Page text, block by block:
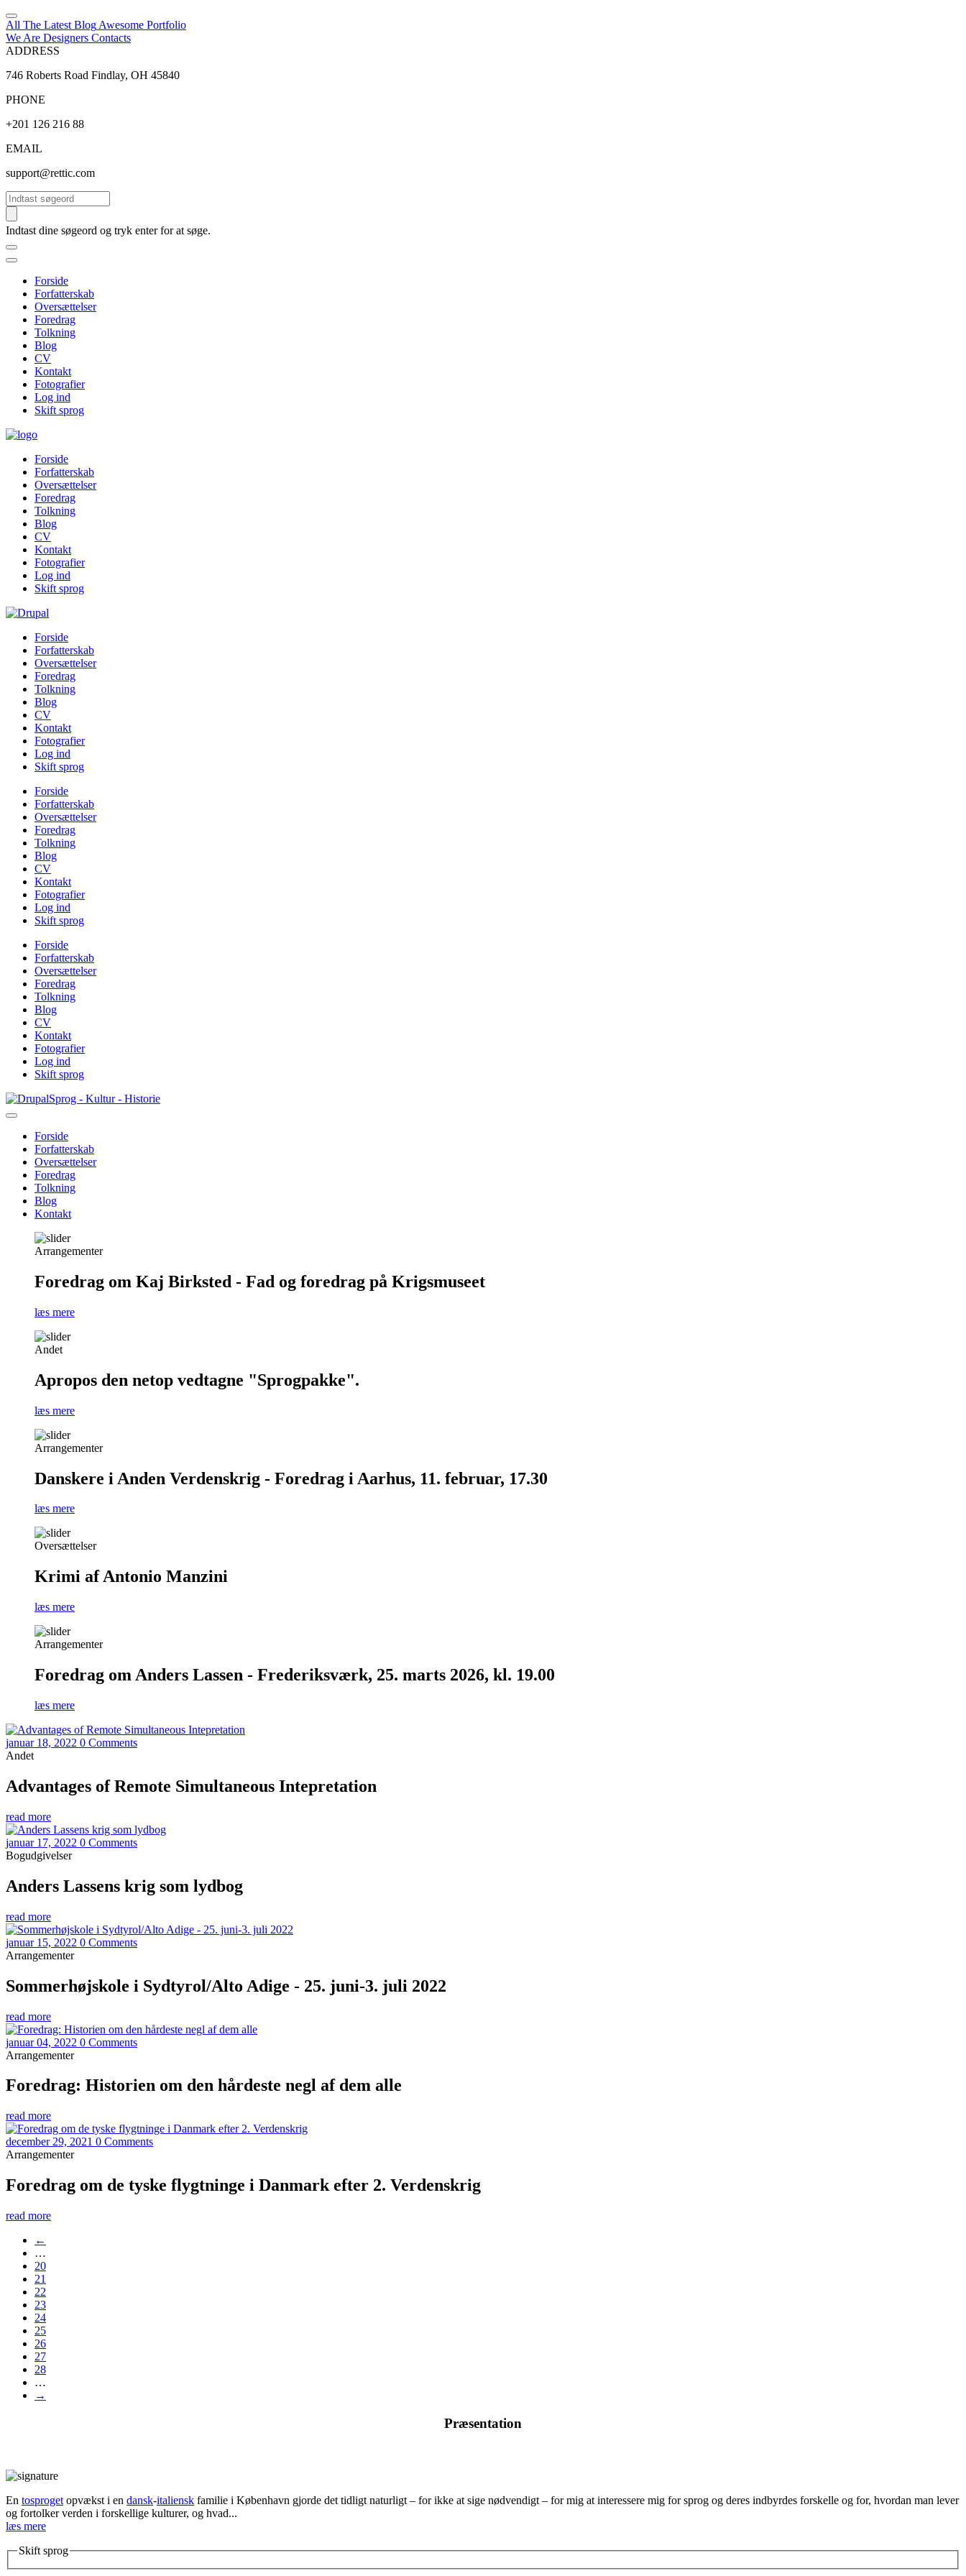
All The Latest Blog Awesome Portfolio
We Are Designers Contacts
ADDRESS
746 Roberts Road Findlay, OH 45840
PHONE
+201 126 216 88
EMAIL
support@rettic.com
Søg
Indtast dine søgeord og tryk enter for at søge.
Forside
Forfatterskab
Oversættelser
Foredrag
Tolkning
Blog
CV
Kontakt
Fotografier
Log ind
Skift sprog
Forside
Forfatterskab
Oversættelser
Foredrag
Tolkning
Blog
CV
Kontakt
Fotografier
Log ind
Skift sprog
Forside
Forfatterskab
Oversættelser
Foredrag
Tolkning
Blog
CV
Kontakt
Fotografier
Log ind
Skift sprog
Forside
Forfatterskab
Oversættelser
Foredrag
Tolkning
Blog
CV
Kontakt
Fotografier
Log ind
Skift sprog
Forside
Forfatterskab
Oversættelser
Foredrag
Tolkning
Blog
CV
Kontakt
Fotografier
Log ind
Skift sprog
Gå
til
Sprog - Kultur - Historie
Primær
navigation
Forside
Forfatterskab
Oversættelser
Foredrag
Tolkning
Blog
Kontakt
Arrangementer
Foredrag om Kaj Birksted - Fad og foredrag på Krigsmuseet
læs mere
Andet
Apropos den netop vedtagne "Sprogpakke".
læs mere
Arrangementer
Danskere i Anden Verdenskrig - Foredrag i Aarhus, 11. februar, 17.30
læs mere
Oversættelser
Krimi af Antonio Manzini
læs mere
Arrangementer
Foredrag om Anders Lassen - Frederiksværk, 25. marts 2026, kl. 19.00
læs mere
januar 18, 2022 0 Comments
Andet
Advantages of Remote Simultaneous Intepretation
read more
januar 17, 2022 0 Comments
Bogudgivelser
Anders Lassens krig som lydbog
read more
januar 15, 2022 0 Comments
Arrangementer
Sommerhøjskole i Sydtyrol/Alto Adige - 25. juni-3. juli 2022
read more
januar 04, 2022 0 Comments
Arrangementer
Foredrag: Historien om den hårdeste negl af dem alle
read more
december 29, 2021 0 Comments
Arrangementer
Foredrag om de tyske flygtninge i Danmark efter 2. Verdenskrig
read more
←
…
20
21
22
23
24
25
26
27
28
…
→
Præsentation
En tosproget opvækst i en dansk-italiensk familie i København gjorde det tidligt naturligt – for ikke at sige nødvendigt – for mig at interessere mig for sprog og deres indbyrdes forskelle og for, hvordan man lever
og fortolker verden i forskellige kulturer, og hvad...
læs mere
Skift sprog